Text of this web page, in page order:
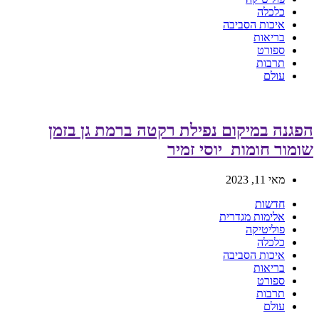
כלכלה
איכות הסביבה
בריאות
ספורט
תרבות
עולם
הפגנה במיקום נפילת רקטה ברמת גן בזמן
שומור חומות_יוסי זמיר
מאי 11, 2023
חדשות
אלימות מגדרית
פוליטיקה
כלכלה
איכות הסביבה
בריאות
ספורט
תרבות
עולם